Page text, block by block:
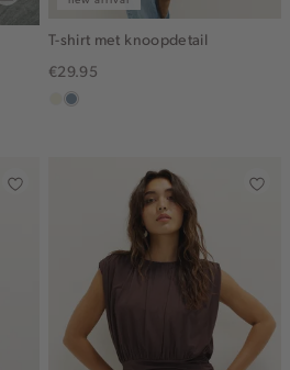
T-shirt met knoopdetail
€29.95
ecrudusty